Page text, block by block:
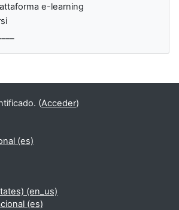
e-learning
(Acceder)
‎(es)‎
‎(en_us)‎
‎(es)‎